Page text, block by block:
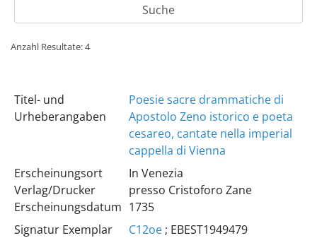
Anzahl Resultate: 4
Titel- und
Urheberangaben
Poesie sacre drammatiche di
Apostolo Zeno istorico e poeta
cesareo, cantate nella imperial
cappella di Vienna
Erscheinungsort
Verlag/Drucker
Erscheinungsdatum
In Venezia
presso Cristoforo Zane
1735
Signatur Exemplar
C12oe; EBEST1949479